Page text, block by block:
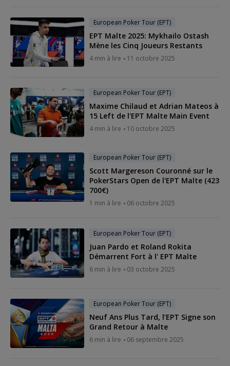
European Poker Tour (EPT)
EPT Malte 2025: Mykhailo Ostash
Mène les Cinq Joueurs Restants
4 min à lire 11 octobre 2025
European Poker Tour (EPT)
Maxime Chilaud et Adrian Mateos à
15 Left de l'EPT Malte Main Event
4 min à lire 10 octobre 2025
European Poker Tour (EPT)
Scott Margereson Couronné sur le
PokerStars Open de l'EPT Malte (423
700€)
1 min à lire 06 octobre 2025
European Poker Tour (EPT)
Juan Pardo et Roland Rokita
Démarrent Fort à l' EPT Malte
6 min à lire 03 octobre 2025
European Poker Tour (EPT)
Neuf Ans Plus Tard, l’EPT Signe son
Grand Retour à Malte
6 min à lire 06 septembre 2025